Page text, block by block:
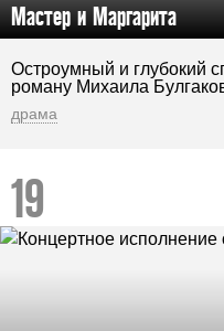
Мастер и Маргарита
Остроумный и глубокий
роману Михаила
драма